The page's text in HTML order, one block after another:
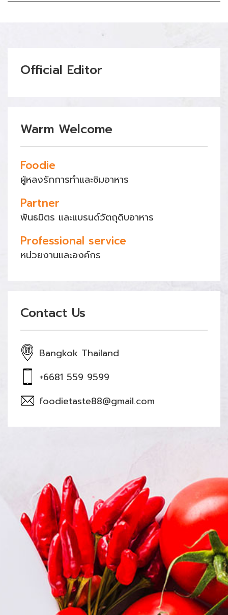
Official Editor
Warm Welcome
Foodie
ผู้หลงรักการทำและชิมอาหาร
Partner
พันธมิตร และแบรนด์วัตถุดิบอาหาร
Professional service
หน่วยงานและองค์กร
Contact Us
Bangkok Thailand
+6681 559 9599
foodietaste88@gmail.com